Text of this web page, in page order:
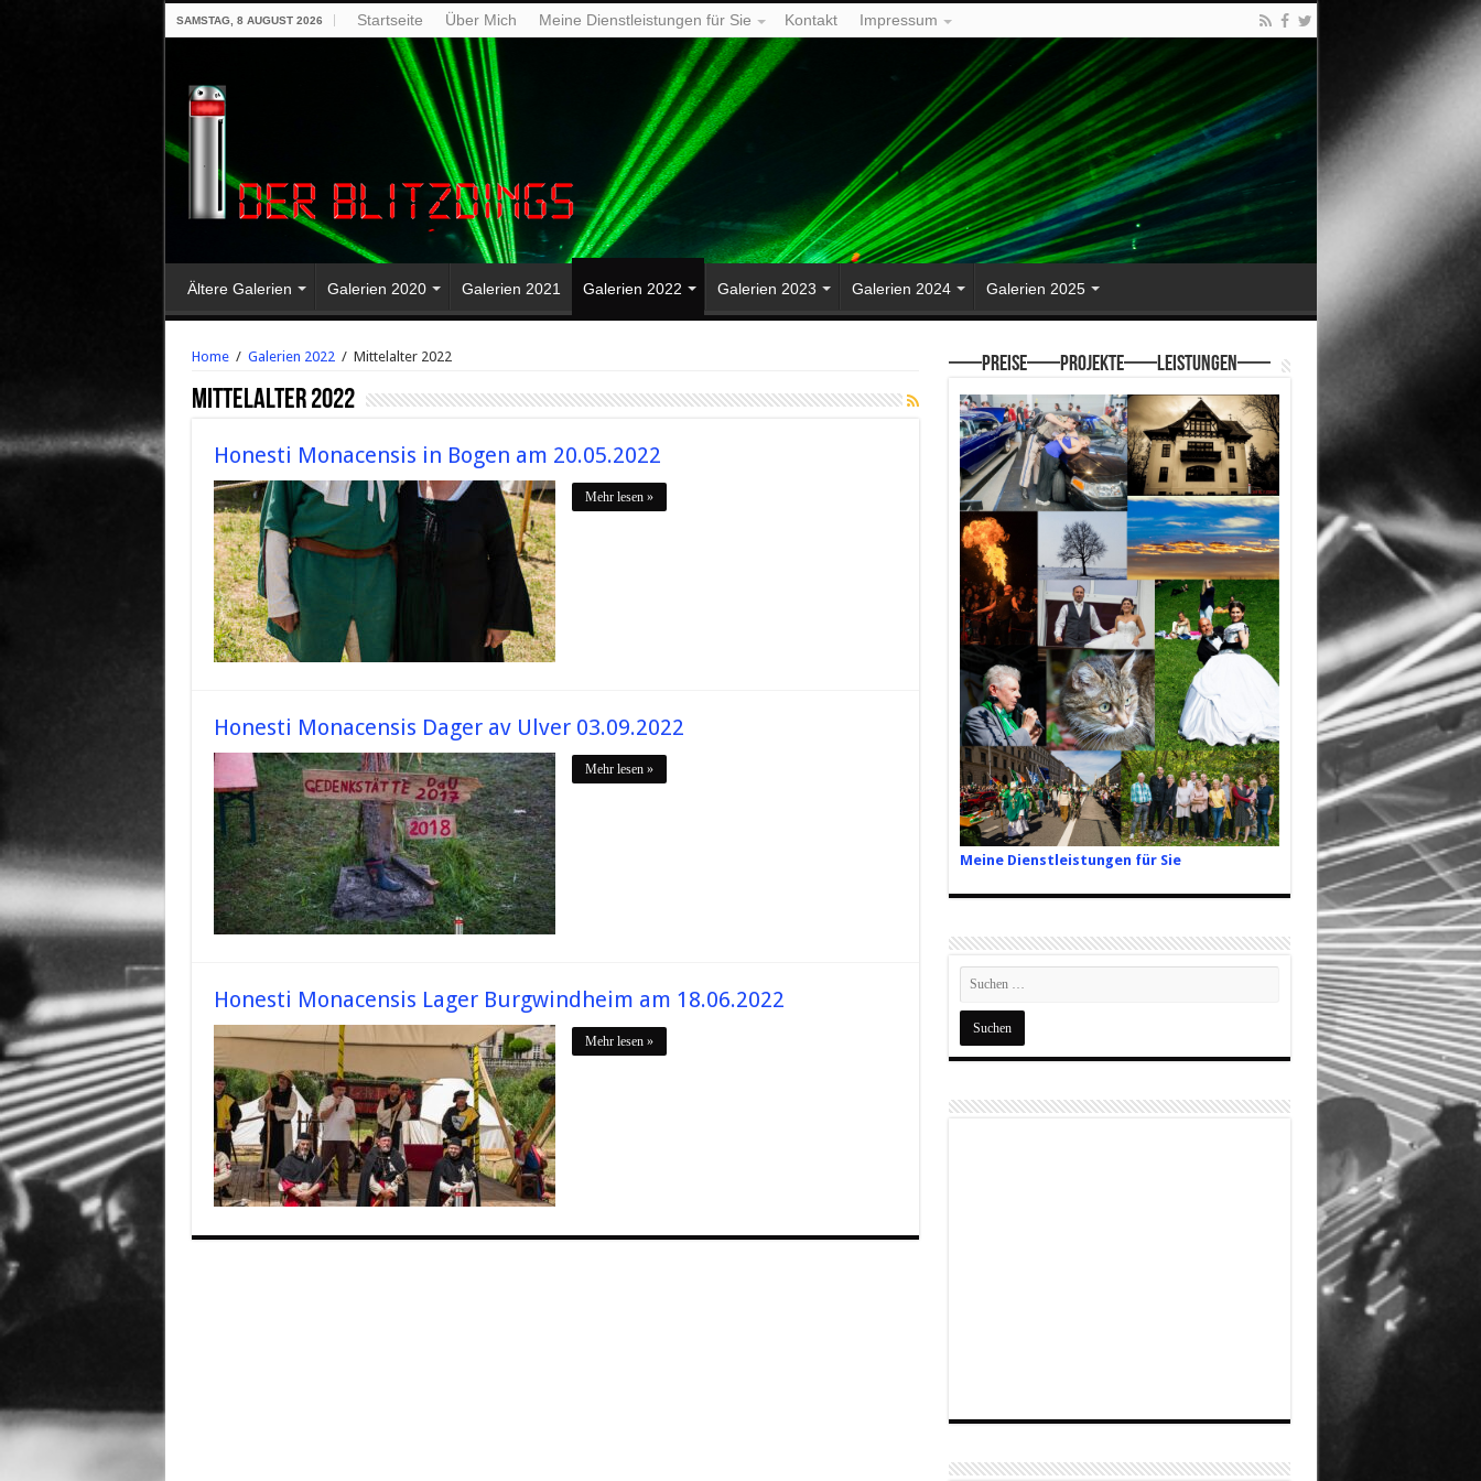
SAMSTAG, 8 AUGUST 2026 Startseite Über Mich Meine Dienstleistungen für Sie Kontakt Impressum
Ältere Galerien Galerien 2020 Galerien 2021 Galerien 2022 Galerien 2023 Galerien 2024 Galerien 2025
Home / Galerien 2022 / Mittelalter 2022
Mittelalter 2022
Honesti Monacensis in Bogen am 20.05.2022
Mehr lesen »
Honesti Monacensis Dager av Ulver 03.09.2022
Mehr lesen »
Honesti Monacensis Lager Burgwindheim am 18.06.2022
Mehr lesen »
—–Preise—–Projekte—–Leistungen—–
Meine Dienstleistungen für Sie